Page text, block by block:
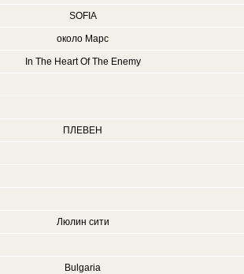
SOFIA
около Марс
In The Heart Of The Enemy
ПЛЕВЕН
Люлин сити
Bulgaria